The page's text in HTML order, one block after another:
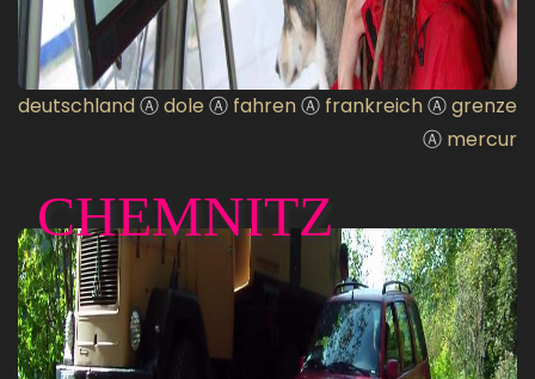
deutschlandⒶdole Ⓐ fahrenⒶ frankreichⒶgrenze
Ⓐ mercur
CHEMNITZ